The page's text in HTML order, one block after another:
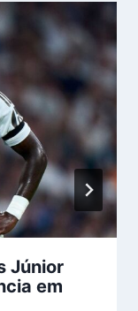
Júnior
em